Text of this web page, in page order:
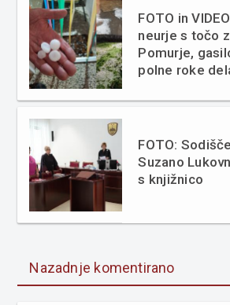
FOTO in
neurje s točo
Pomurje,
polne roke
FOTO:
Suzano
s knjižnico
Nazadnje komentirano